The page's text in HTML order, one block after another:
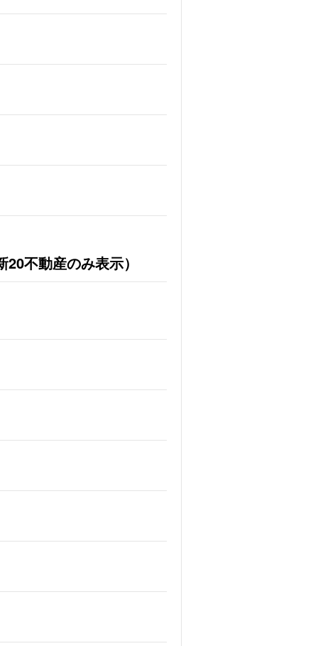
不動産のみ表示）